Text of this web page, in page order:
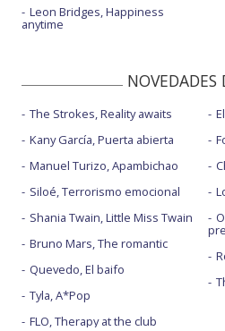
Leon Bridges, Happiness
anytime
NOVEDADES
The Strokes, Reality awaits
Kany García, Puerta abierta
Manuel Turizo, Apambichao
Siloé, Terrorismo emocional
Shania Twain, Little Miss Twain
Bruno Mars, The romantic
Quevedo, El baifo
Tyla, A*Pop
FLO, Therapy at the club